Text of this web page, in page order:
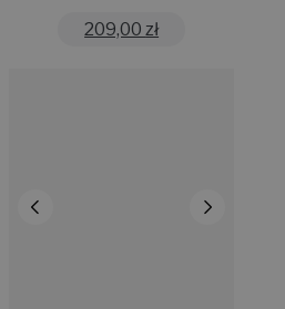
209,00 zł